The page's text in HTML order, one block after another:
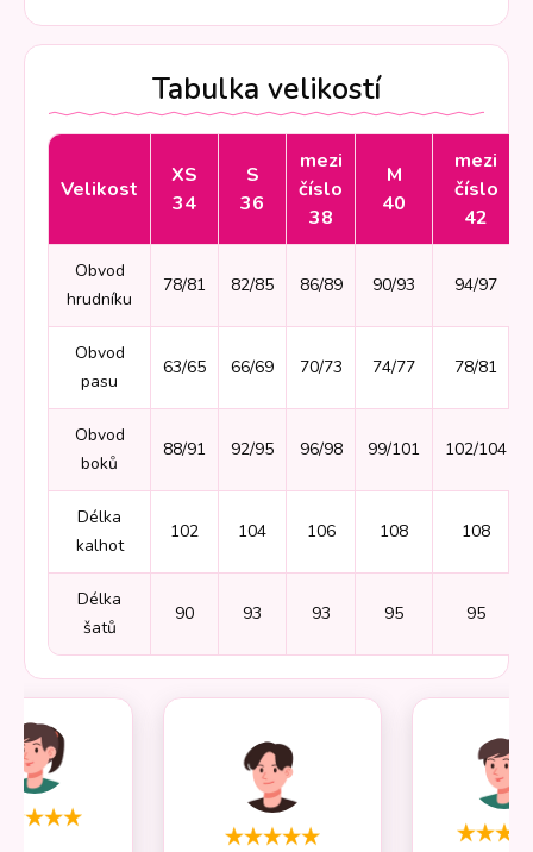
Tabulka velikostí
Velikost
XS
34
S
36
mezi
číslo
38
M
40
mezi
číslo
42
Obvod
hrudníku
78/81 82/85 86/89 90/93 94/97
Obvod
pasu
63/65 66/69 70/73 74/77 78/81
Obvod
boků
88/91 92/95 96/98 99/101 102/104
Délka
kalhot
102 104 106 108 108
Délka
šatů
90 93 93 95 95